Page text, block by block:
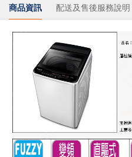
商品資訊 配送及售後服務說明